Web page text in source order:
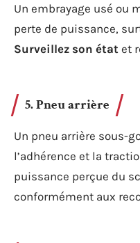
Un embrayage usé ou
perte de puissance,
Surveillez son état et
5. Pneu arrière
Un pneu arrière sous-
l’adhérence et la
puissance perçue du
conformément aux